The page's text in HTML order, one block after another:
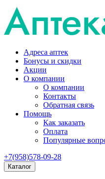
Адреса аптек
Бонусы и скидки
Акции
О компании
О компании
Контакты
Обратная связь
Помощь
Как заказать
Оплата
Популярные
+7(958)578-09-28
Каталог